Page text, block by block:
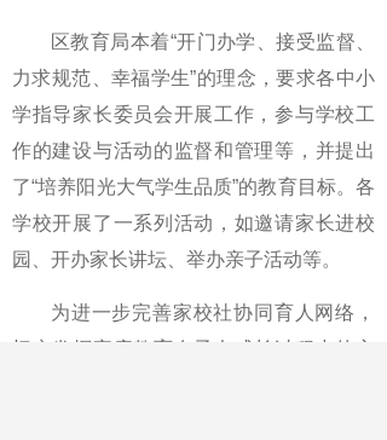
区教育局本着“开门办学、接受监督、
力求规范、幸福学生”的理念，要求各中小
学指导家长委员会开展工作，参与学校工
作的建设与活动的监督和管理等，并提出
了“培养阳光大气学生品质”的教育目标。各
学校开展了一系列活动，如邀请家长进校
园、开办家长讲坛、举办亲子活动等。
为进一步完善家校社协同育人网络，
切实发挥家庭教育在子女成长过程中的主